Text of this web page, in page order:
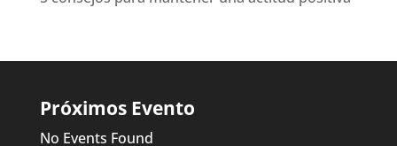
Próximos Evento
No Events Found